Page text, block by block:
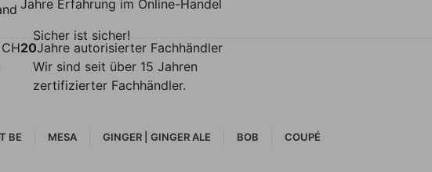
20Jahre autorisierter Fachhändler
Jahre Erfahrung im Online-Handel
Sicher ist sicher!
Wir sind seit über 15 Jahren
zertifizierter Fachhändler.
BE MESA GINGER | GINGER ALE BOB COUPÉ